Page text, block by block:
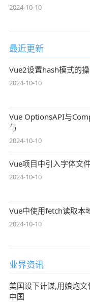
2024-10-10
最近更新
Vue2设置hash模式的
2024-10-10
Vue OptionsAPI与
与
2024-10-10
Vue项目中引入字体文
2024-10-10
Vue中使用fetch读取本
2024-10-10
业界资讯
美国设下计谋,用娘炮
中国